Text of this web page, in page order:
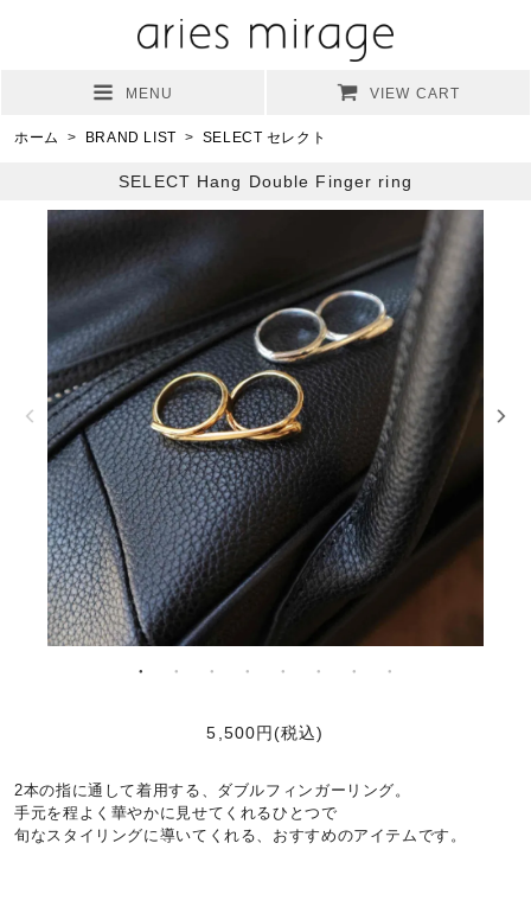
MENU VIEW CART
ホーム > BRAND LIST > SELECT セレクト
SELECT Hang Double Finger ring
5,500円(税込)
2本の指に通して着用する、ダブルフィンガーリング。
手元を程よく華やかに見せてくれるひとつで
旬なスタイリングに導いてくれる、おすすめのアイテムです。